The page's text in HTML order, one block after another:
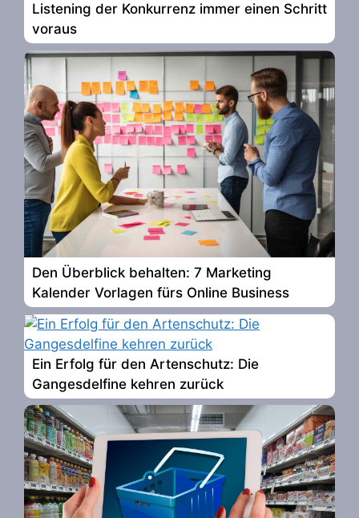
Listening der Konkurrenz immer einen Schritt
voraus
Den Überblick behalten: 7 Marketing
Kalender Vorlagen fürs Online Business
Ein Erfolg für den Artenschutz: Die
Gangesdelfine kehren zurück